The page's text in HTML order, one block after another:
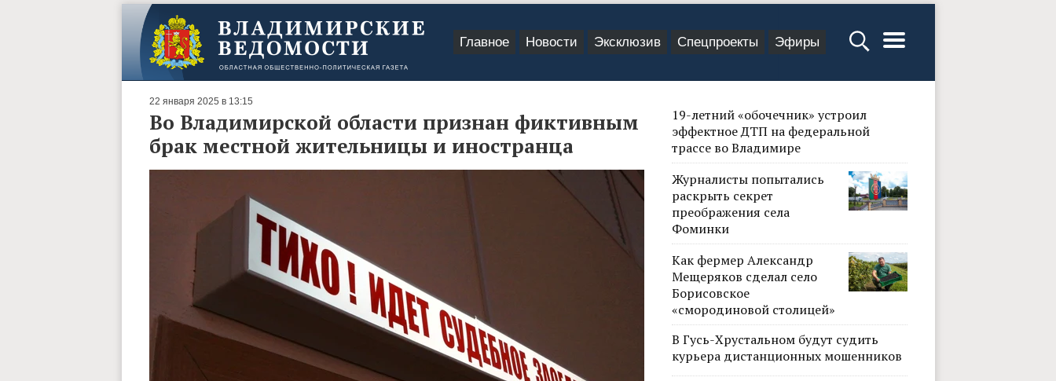
Главное Новости Эксклюзив Спецпроекты Эфиры
22 января 2025 в 13:15
Во Владимирской области признан фиктивным
брак местной жительницы и иностранца
19-летний «обочечник» устроил
эффектное ДТП на федеральной
трассе во Владимире
Журналисты попытались
раскрыть секрет
преображения села
Фоминки
Как фермер Александр
Мещеряков сделал село
Борисовское
«смородиновой столицей»
В Гусь-Хрустальном будут судить
курьера дистанционных мошенников